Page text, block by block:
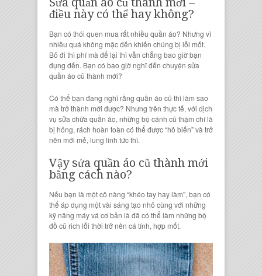
điều này có thể hay không?
Bạn có thói quen mua rất nhiều quần áo? Nhưng vì
nhiều quá không mặc đến khiến chúng bị lỗi mốt.
Bỏ đi thì phí mà để lại thì vẫn chẳng bao giờ bạn
đụng đến. Bạn có bao giờ nghĩ đến chuyện sửa
quần áo cũ thành mới?
Có thể bạn đang nghĩ rằng quần áo cũ thì làm sao
mà trở thành mới được? Nhưng trên thực tế, với dịch
vụ sửa chữa quần áo, những bộ cánh cũ thậm chí là
bị hỏng, rách hoàn toàn có thể được “hô biến” và trở
nên mới mẻ, lung linh tức thì.
Vậy sửa quần áo cũ thành mới
bằng cách nào?
Nếu bạn là một cô nàng “khéo tay hay làm”, bạn có
thể áp dụng một vài sáng tạo nhỏ cùng với những
kỹ năng máyvá cơ bản là đã có thể làm những bộ
đồ cũ rich lỗi thời trở nên cá tính, hợp mốt.